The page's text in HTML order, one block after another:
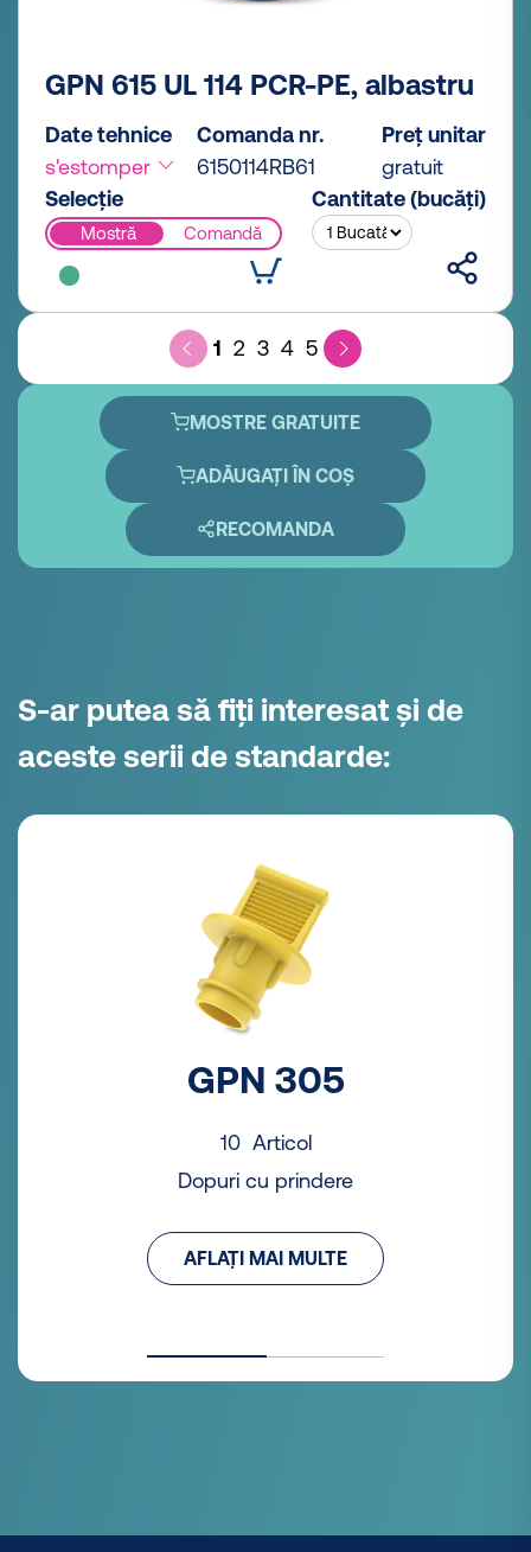
GPN 615 UL 114 PCR-PE, albastru
Date tehnice
s'estomper
Comanda nr.
6150114RB61
Preț unitar
gratuit
Selecție
Mostră Comandă
Cantitate (bucăți)
1 2 3 4 5
MOSTRE GRATUITE
ADĂUGAȚI ÎN COȘ
RECOMANDA
S-ar putea să fiți interesat și de
aceste serii de standarde:
GPN 305
10 Articol
Dopuri cu prindere
AFLAȚI MAI MULTE